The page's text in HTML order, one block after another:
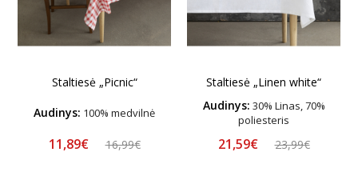
Staltiesė „Picnic“
Audinys: 100% medvilnė
11,89€ 16,99€
Staltiesė „Linen white“
Audinys: 30% Linas, 70%
poliesteris
21,59€ 23,99€